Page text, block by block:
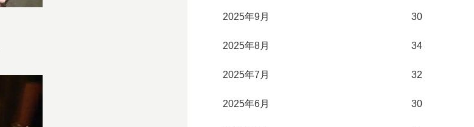
2025年9月 30
2025年8月 34
2025年7月 32
2025年6月 30